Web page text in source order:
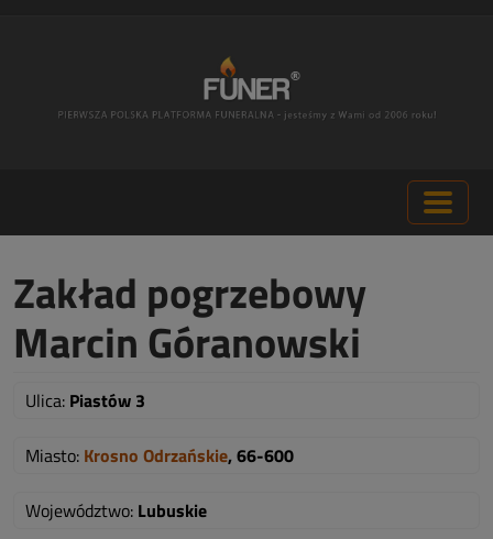
Zakład pogrzebowy
Marcin Góranowski
Ulica: Piastów 3
Miasto: Krosno Odrzańskie, 66-600
Województwo: Lubuskie